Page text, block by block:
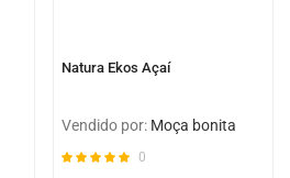
Natura Ekos Açaí
Vendido por: Moça bonita
0